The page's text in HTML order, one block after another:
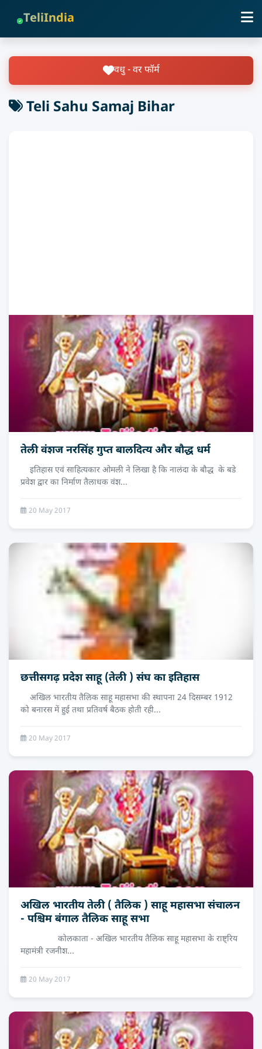
TeliIndia
वधु - वर फॉर्म
Teli Sahu Samaj Bihar
तेली वंशज नरसिंह गुप्त बालदित्य और बौद्ध धर्म
इतिहास एवं साहित्यकार ओमली ने लिखा है कि नालंदा के बौद्ध के बडे
प्रवेश द्वार का निर्माण तैलाधक वंश...
20 May 2017
छत्तीसगढ़ प्रदेश साहू (तेली ) संघ का इतिहास
अखिल भारतीय तैलिक साहू महासभा की स्थापना 24 दिसम्बर 1912
को बनारस में हुई तथा प्रतिवर्ष बैठक होती रही...
20 May 2017
अखिल भारतीय तेली ( तैलिक ) साहू महासभा संचालन
- पश्चिम बंगाल तैलिक साहू सभा
कोलकाता - अखिल भारतीय तैलिक साहू महासभा के राष्ट्रिय
महामंत्री रजनीश...
20 May 2017